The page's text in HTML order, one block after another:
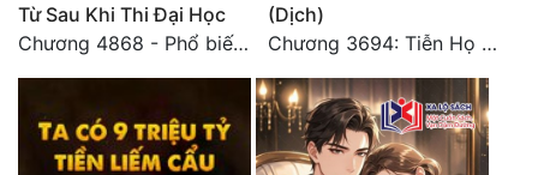
Từ Sau Khi Thi Đại Học
Chương 4868 - Phổ biến Hạ Quốc tệ!
(Dịch)
Chương 3694: Tiễn Họ Đoạn Đường Cuối - Hoàn